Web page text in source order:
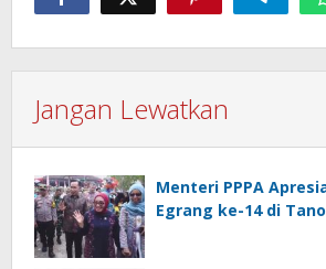
Jangan Lewatkan
Menteri PPPA
Egrang ke-14 di